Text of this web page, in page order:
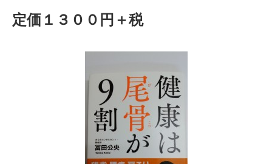
定価１３００円＋税